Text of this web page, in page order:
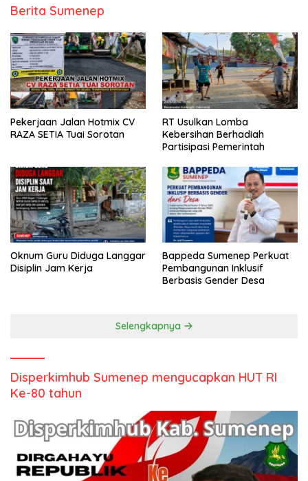
Berita Sumenep
Pekerjaan Jalan Hotmix CV
RAZA SETIA Tuai Sorotan
RT Usulkan Lomba
Kebersihan Berhadiah
Partisipasi Pemerintah
Oknum Guru Diduga Langgar
Disiplin Jam Kerja
Bappeda Sumenep Perkuat
Pembangunan Inklusif
Berbasis Gender Desa
Selengkapnya
Disperkimhub Sumenep mengucapkan HUT RI
Ke-80 tahun